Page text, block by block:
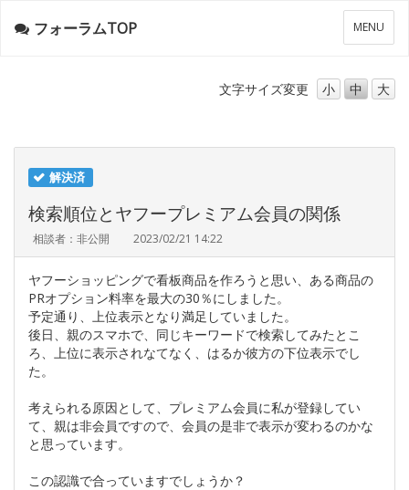
メ
ニ
ー
MENU
フォーラムTOP
文字サイズ変更 小 中 大
解決済
検索順位とヤフープレミアム会員の関係
相談者：非公開 2023/02/21 14:22
ヤフーショッピングで看板商品を作ろうと思い、ある商品の
PRオプション料率を最大の30％にしました。
予定通り、上位表示となり満足していました。
後日、親のスマホで、同じキーワードで検索してみたとこ
ろ、上位に表示されなてなく、はるか彼方の下位表示でし
た。
考えられる原因として、プレミアム会員に私が登録してい
て、親は非会員ですので、会員の是非で表示が変わるのかな
と思っています。
この認識で合っていますでしょうか？